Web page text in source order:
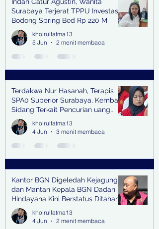
Surabaya Terjerat TPPU Investasi
Bodong Spring Bed Rp 220 M
khoirulfatma13
5 Jun
2 menit membaca
Terdakwa Nur Hasanah, Terapis
SPA0 Superior Surabaya, Kembali
Sidang Terkait Pencurian uang
senilai Rp1,285 M di PN Surabaya
khoirulfatma13
4 Jun
3 menit membaca
Kantor BGN Digeledah Kejagung
dan Mantan Kepala BGN Dadan
Hindayana Kini Berstatus Ditahan
khoirulfatma13
4 Jun
2 menit membaca